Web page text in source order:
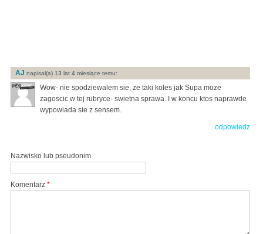
AJ napisal(a) 13 lat 4 miesiące temu:
Wow- nie spodziewalem sie, ze taki koles jak Supa moze
zagoscic w tej rubryce- swietna sprawa. I w koncu ktos naprawde
wypowiada sie z sensem.
odpowiedz
Nazwisko lub pseudonim
Komentarz *